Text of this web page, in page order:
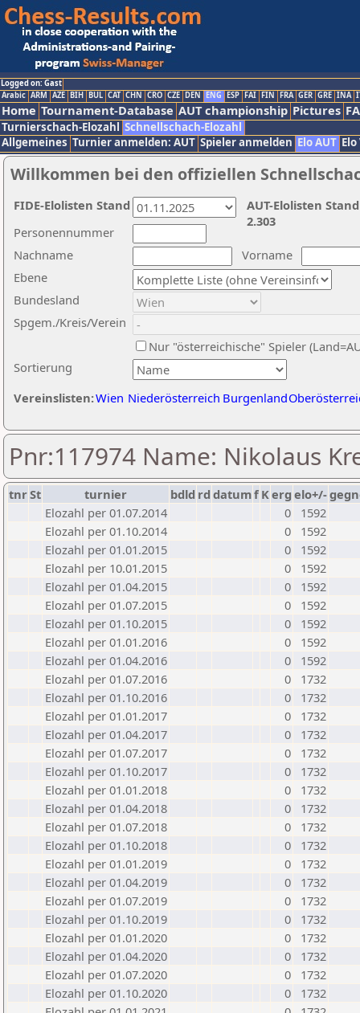
Logged on: Gast
Arabic ARM AZE BIH BUL CAT CHN CRO CZE DEN ENG ESP FAI FIN FRA GER GRE INA
Home Tournament-Database AUT championship Pictures
Turnierschach-Elozahl Schnellschach-Elozahl
Allgemeines Turnier anmelden: AUT Spieler anmelden Elo AUT
Willkommen bei den offiziellen
Nachname
Vorname
Ebene
Sortierung
Personennummer
Bundesland
Spgem./Kreis/Verein
Nur "österreichische" Spieler
Vereinslisten:Wien Niederösterreich Burgenland
AUT-Elolisten
2.303
FIDE-Elolisten Stand
Pnr:117974 Name: Nikolaus
tnrSt turnier bdld rd datumf Kerg elo+/-
Elozahl per 01.07.2014
0
1592
Elozahl per 01.10.2014
0
1592
Elozahl per 01.01.2015
0
1592
Elozahl per 10.01.2015
0
1592
Elozahl per 01.04.2015
0
1592
Elozahl per 01.07.2015
0
1592
Elozahl per 01.10.2015
0
1592
Elozahl per 01.01.2016
0
1592
Elozahl per 01.04.2016
0
1592
Elozahl per 01.07.2016
0
1732
Elozahl per 01.10.2016
0
1732
Elozahl per 01.01.2017
0
1732
Elozahl per 01.04.2017
0
1732
Elozahl per 01.07.2017
0
1732
Elozahl per 01.10.2017
0
1732
Elozahl per 01.01.2018
0
1732
Elozahl per 01.04.2018
0
1732
Elozahl per 01.07.2018
0
1732
Elozahl per 01.10.2018
0
1732
Elozahl per 01.01.2019
0
1732
Elozahl per 01.04.2019
0
1732
Elozahl per 01.07.2019
0
1732
Elozahl per 01.10.2019
0
1732
Elozahl per 01.01.2020
0
1732
Elozahl per 01.04.2020
0
1732
Elozahl per 01.07.2020
0
1732
Elozahl per 01.10.2020
0
1732